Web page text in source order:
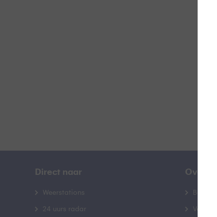
Direct naar
Weerstations
24 uurs radar
Over